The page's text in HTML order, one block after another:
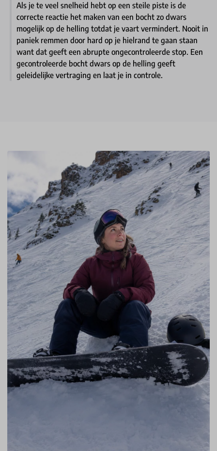
Als je te veel snelheid hebt op een steile piste is de
correcte reactie het maken van een bocht zo dwars
mogelijk op de helling totdat je vaart vermindert. Nooit in
paniek remmen door hard op je hielrand te gaan staan
want dat geeft een abrupte ongecontroleerde stop. Een
gecontroleerde bocht dwars op de helling geeft
geleidelijke vertraging en laat je in controle.